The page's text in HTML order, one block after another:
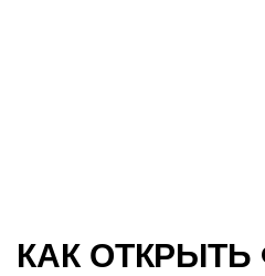
КАК ОТКРЫТЬ